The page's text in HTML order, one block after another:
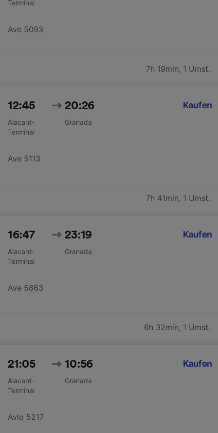
Terminal
Ave 5093
7h 19min, 1 Umst.
12:45
Alacant-
Terminal
20:26
Granada
Ave 5113
Kaufen
7h 41min, 1 Umst.
16:47
Alacant-
Terminal
23:19
Granada
Ave 5863
Kaufen
6h 32min, 1 Umst.
21:05
Alacant-
Terminal
10:56
Granada
Avlo 5217
Kaufen